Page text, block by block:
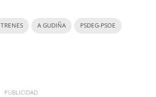
TRENES A GUDIÑA PSDEG-PSOE